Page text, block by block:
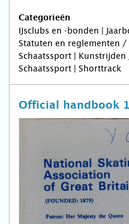
Categorieën
IJsclubs en -bonden |
Statuten en reglementen /
Schaatssport |
Schaatssport | Shorttrack
Official handbook